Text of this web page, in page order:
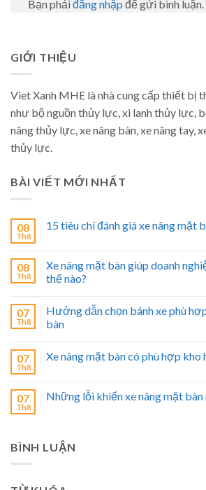
Bạn phải đăng nhập để gửi bình luận.
GIỚI THIỆU
Viet Xanh MHE là nhà cung cấp thiết bị
như bộ nguồn thủy lực, xi lanh thủy lực,
nâng thủy lực, xe nâng bàn, xe nâng tay,
thủy lực.
BÀI VIẾT MỚI NHẤT
08
Th8
15 tiêu chí đánh giá xe nâng mặt
08
Th8
Xe nâng mặt bàn giúp doanh
thế nào?
07
Th8
Hướng dẫn chọn bánh xe phù
bàn
07
Th8
Xe nâng mặt bàn có phù hợp kho
07
Th8
Những lỗi khiến xe nâng mặt bàn
BÌNH LUẬN